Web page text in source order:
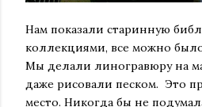
Нам показали старинную
коллекциями, все можно
Мы делали линогравюру на
даже рисовали песком. Это
место. Никогда бы не